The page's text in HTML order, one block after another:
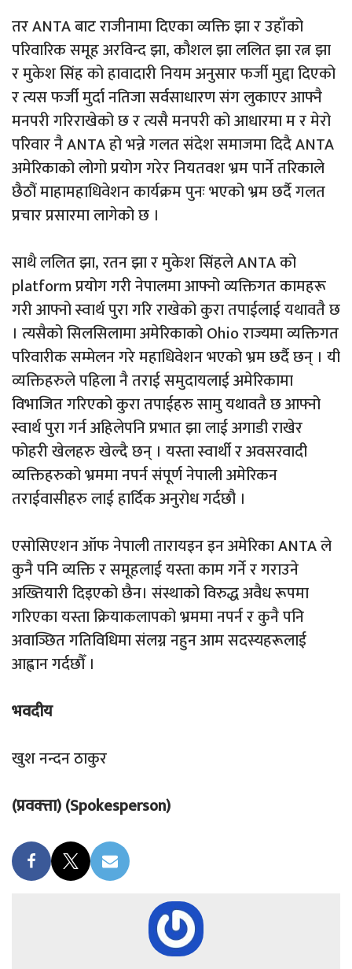
तर ANTA बाट राजीनामा दिएका व्यक्ति झा र उहाँको
परिवारिक समूह अरविन्द झा, कौशल झा ललित झा रत्न झा
र मुकेश सिंह को हावादारी नियम अनुसार फर्जी मुद्दा दिएको
र त्यस फर्जी मुर्दा नतिजा सर्वसाधारण संग लुकाएर आफ्नै
मनपरी गरिराखेको छ र त्यसै मनपरी को आधारमा म र मेरो
परिवार नै ANTA हो भन्ने गलत संदेश समाजमा दिदै ANTA
अमेरिकाको लोगो प्रयोग गरेर नियतवश भ्रम पार्ने तरिकाले
छैठौं माहामहाधिवेशन कार्यक्रम पुनः भएको भ्रम छर्दै गलत
प्रचार प्रसारमा लागेको छ ।
साथै ललित झा, रतन झा र मुकेश सिंहले ANTA को
platform प्रयोग गरी नेपालमा आफ्नो व्यक्तिगत कामहरू
गरी आफ्नो स्वार्थ पुरा गरि राखेको कुरा तपाईलाई यथावतै छ
। त्यसैको सिलसिलामा अमेरिकाको Ohio राज्यमा व्यक्तिगत
परिवारीक सम्मेलन गरे महाधिवेशन भएको भ्रम छर्दै छन् । यी
व्यक्तिहरुले पहिला नै तराई समुदायलाई अमेरिकामा
विभाजित गरिएको कुरा तपाईहरु सामु यथावतै छ आफ्नो
स्वार्थ पुरा गर्न अहिलेपनि प्रभात झा लाई अगाडी राखेर
फोहरी खेलहरु खेल्दै छन् । यस्ता स्वार्थी र अवसरवादी
व्यक्तिहरुको भ्रममा नपर्न संपूर्ण नेपाली अमेरिकन
तराईवासीहरु लाई हार्दिक अनुरोध गर्दछौ ।
एसोसिएशन ऑफ नेपाली तारायइन इन अमेरिका ANTA ले
कुनै पनि व्यक्ति र समूहलाई यस्ता काम गर्ने र गराउने
अख्तियारी दिइएको छैन। संस्थाको विरुद्ध अवैध रूपमा
गरिएका यस्ता क्रियाकलापको भ्रममा नपर्न र कुनै पनि
अवाञ्छित गतिविधिमा संलग्न नहुन आम सदस्यहरूलाई
आह्वान गर्दछौँ ।
भवदीय
खुश नन्दन ठाकुर
(प्रवक्त्ता) (Spokesperson)